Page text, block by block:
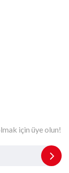
için üye olun!